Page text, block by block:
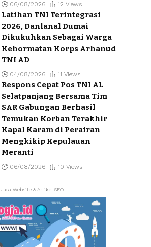
06/08/2026 12 Views
Latihan TNI Terintegrasi
2026, Danlanal Dumai
Dikukuhkan Sebagai Warga
Kehormatan Korps Arhanud
TNI AD
04/08/2026 11 Views
Respons Cepat Pos TNI AL
Selatpanjang Bersama Tim
SAR Gabungan Berhasil
Temukan Korban Terakhir
Kapal Karam di Perairan
Mengkikip Kepulauan
Meranti
06/08/2026 10 Views
Jasa Website & Artikel SEO